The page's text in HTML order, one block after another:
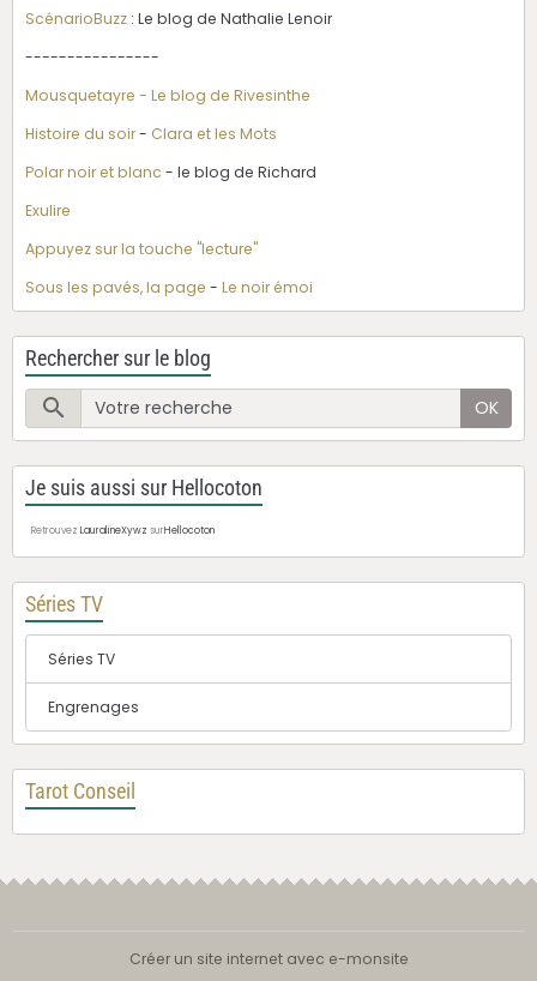
ScénarioBuzz : Le blog de Nathalie Lenoir
----------------
Mousquetayre - Le blog de Rivesinthe
Histoire du soir- Clara et les Mots
Polar noir et blanc - le blog de Richard
Exulire
Appuyez sur la touche "lecture"
Sous les pavés, la page - Le noir émoi
Rechercher sur le blog
OK
Je suis aussi sur Hellocoton
Retrouvez LauralineXywz surHellocoton
Séries TV
Séries TV
Engrenages
Tarot Conseil
Créer un site internet avec e-monsite